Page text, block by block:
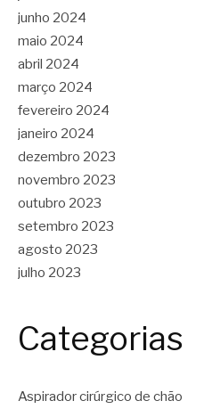
junho 2024
maio 2024
abril 2024
março 2024
fevereiro 2024
janeiro 2024
dezembro 2023
novembro 2023
outubro 2023
setembro 2023
agosto 2023
julho 2023
Categorias
Aspirador cirúrgico de chão